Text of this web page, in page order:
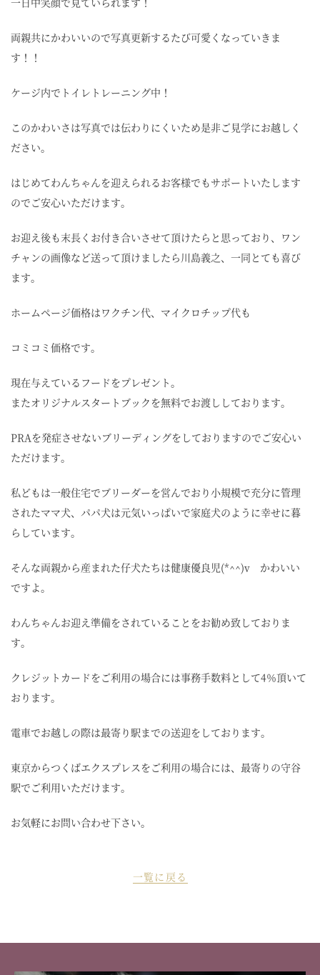
両親共にかわいいので写真更新するたび可愛くなっていきま
す！！
ケージ内でトイレトレーニング中！
このかわいさは写真では伝わりにくいため是非ご見学にお越しく
ださい。
はじめてわんちゃんを迎えられるお客様でもサポートいたします
のでご安心いただけます。
お迎え後も末長くお付き合いさせて頂けたらと思っており、ワン
チャンの画像など送って頂けましたら川島義之、一同とても喜び
ます。
ホームページ価格はワクチン代、マイクロチップ代も
コミコミ価格です。
現在与えているフードをプレゼント。
またオリジナルスタートブックを無料でお渡ししております。
PRAを発症させないブリーディングをしておりますのでご安心い
ただけます。
私どもは一般住宅でブリーダーを営んでおり小規模で充分に管理
されたママ犬、パパ犬は元気いっぱいで家庭犬のように幸せに暮
らしています。
そんな両親から産まれた仔犬たちは健康優良児(*^^)v かわいい
ですよ。
わんちゃんお迎え準備をされていることをお勧め致しておりま
す。
クレジットカードをご利用の場合には事務手数料として4％頂いて
おります。
電車でお越しの際は最寄り駅までの送迎をしております。
東京からつくばエクスプレスをご利用の場合には、最寄りの守谷
駅でご利用いただけます。
お気軽にお問い合わせ下さい。
一覧に戻る